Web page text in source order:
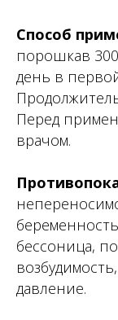
Способ
порошкав
день в
Перед
врачом.
бессоница,
давление.